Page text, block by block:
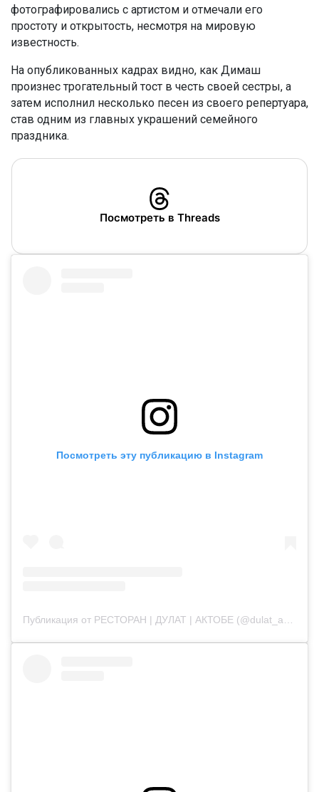
фотографировались с артистом и отмечали его
простоту и открытость, несмотря на мировую
известность.
На опубликованных кадрах видно, как Димаш
произнес трогательный тост в честь своей сестры, а
затем исполнил несколько песен из своего репертуара,
став одним из главных украшений семейного
праздника.
Посмотреть в Threads
Посмотреть эту публикацию в Instagram